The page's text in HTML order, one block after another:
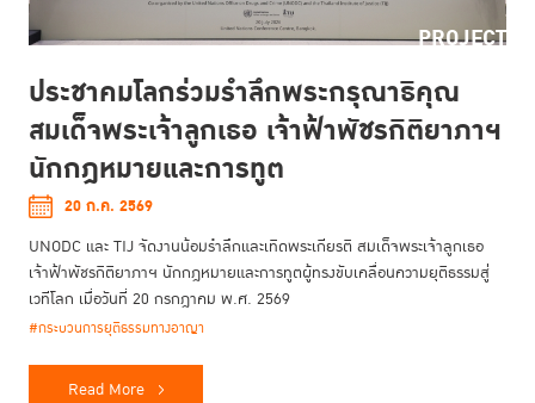
Read More
ประชาคมโลกร่วมรำลึกพระกรุณาธิคุณ
สมเด็จพระเจ้าลูกเธอ เจ้าฟ้าพัชรกิติยาภาฯ
นักกฎหมายและการทูต
20 ก.ค. 2569
UNODC และ TIJ จัดงานน้อมรำลึกและเทิดพระเกียรติ สมเด็จพระเจ้าลูกเธอ
เจ้าฟ้าพัชรกิติยาภาฯ นักกฎหมายและการทูตผู้ทรงขับเคลื่อนความยุติธรรมสู่
เวทีโลก เมื่อวันที่ 20 กรกฎาคม พ.ศ. 2569
#กระบวนการยุติธรรมทางอาญา
PROJECT